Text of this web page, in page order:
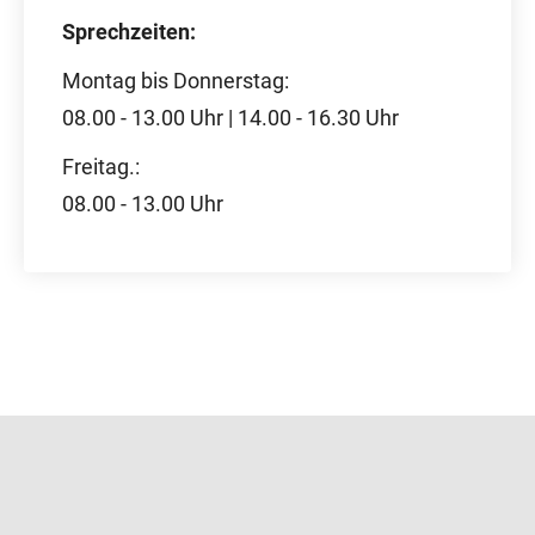
Sprechzeiten:
Montag bis Donnerstag:
08.00 - 13.00 Uhr | 14.00 - 16.30 Uhr
Freitag.:
08.00 - 13.00 Uhr